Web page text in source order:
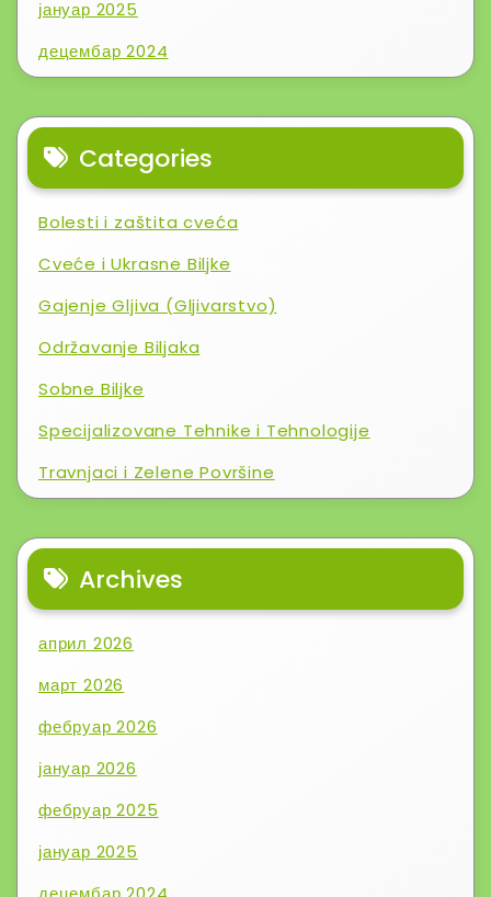
јануар 2025
децембар 2024
Categories
Bolesti i zaštita cveća
Cveće i Ukrasne Biljke
Gajenje Gljiva (Gljivarstvo)
Održavanje Biljaka
Sobne Biljke
Specijalizovane Tehnike i Tehnologije
Travnjaci i Zelene Površine
Archives
април 2026
март 2026
фебруар 2026
јануар 2026
фебруар 2025
јануар 2025